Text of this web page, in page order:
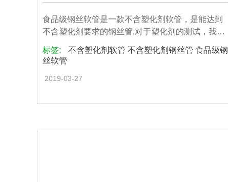
食品级钢丝软管是一款不含塑化剂软管，是能达到
不含塑化剂要求的钢丝管,对于塑化剂的测试，我
标签:
不含塑化剂软管 不含塑化剂钢丝管 食品级钢
丝软管
2019-03-27